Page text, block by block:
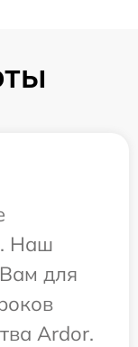
Наш
для
Ardor.